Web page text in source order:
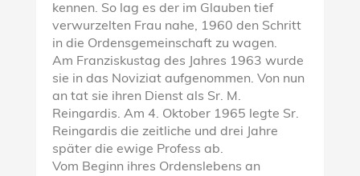
kennen. So lag es der im Glauben tief
verwurzelten Frau nahe, 1960 den Schritt
in die Ordensgemeinschaft zu wagen.
Am Franziskustag des Jahres 1963 wurde
sie in das Noviziat aufgenommen. Von nun
an tat sie ihren Dienst als Sr. M.
Reingardis. Am 4. Oktober 1965 legte Sr.
Reingardis die zeitliche und drei Jahre
später die ewige Profess ab.
Vom Beginn ihres Ordenslebens an